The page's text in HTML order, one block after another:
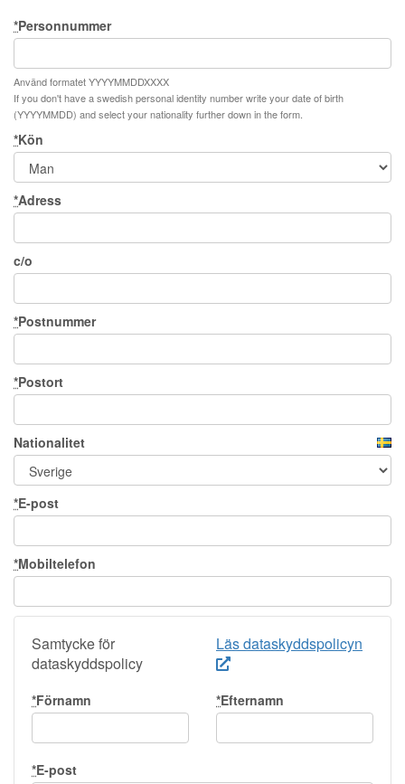
*Personnummer
Använd formatet YYYYMMDDXXXX
If you don't have a swedish personal identity number write your date of birth
(YYYYMMDD) and select your nationality further down in the form.
*Kön
*Adress
c/o
*Postnummer
*Postort
Nationalitet
*E-post
*Mobiltelefon
Samtycke för
dataskyddspolicy
Läs dataskyddspolicyn
*Förnamn *Efternamn
*E-post